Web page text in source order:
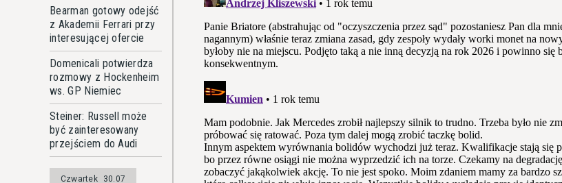
Bearman gotowy odejść
z Akademii Ferrari przy
interesującej ofercie
Domenicali potwierdza
rozmowy z Hockenheim
ws. GP Niemiec
Steiner: Russell może
być zainteresowany
przejściem do Audi
Czwartek 30.07